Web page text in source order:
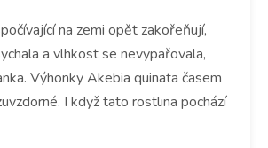
na zemi opět zakořeňují,
a vlhkost se nevypařovala,
Výhonky Akebia quinata časem
I když tato rostlina pochází